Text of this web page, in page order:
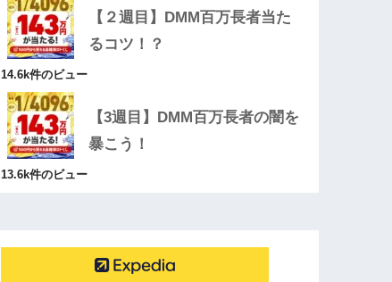
【２週目】DMM百万長者当た
るコツ！？
14.6k件のビュー
【3週目】DMM百万長者の闇を
暴こう！
13.6k件のビュー